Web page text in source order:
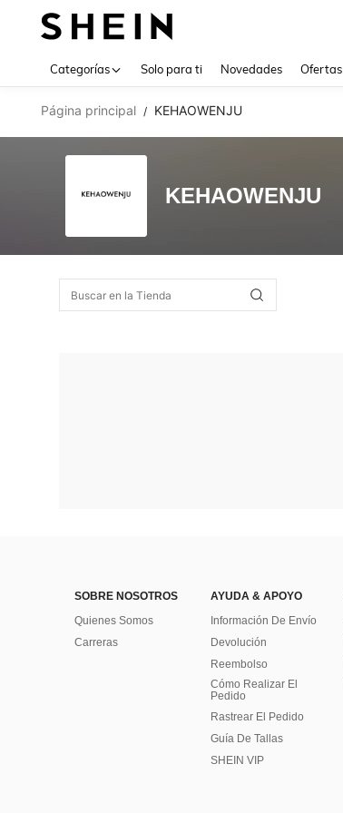
Categorías Solo para ti Novedades Ofertas
Página principal / KEHAOWENJU
KEHAOWENJU
SOBRE NOSOTROS
Quienes Somos
Carreras
AYUDA & APOYO
Información De Envío
Devolución
Reembolso
Cómo Realizar El
Pedido
Rastrear El Pedido
Guía De Tallas
SHEIN VIP